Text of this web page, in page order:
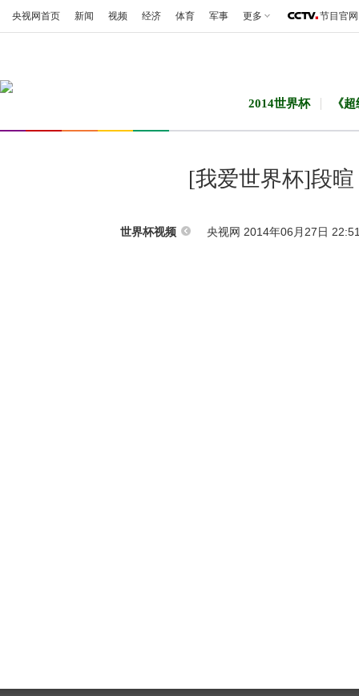
央视网首页 新闻 视频 经济 体育 军事 更多 节目官网
2014世界杯 《
[我爱世界杯]段
世界杯视频 央视网 2014年06月27日